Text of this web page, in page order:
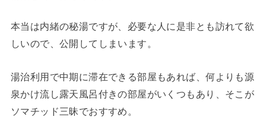
本当は内緒の秘湯ですが、必要な人に是非とも訪れて欲
しいので、公開してしまいます。
湯治利用で中期に滞在できる部屋もあれば、何よりも源
泉かけ流し露天風呂付きの部屋がいくつもあり、そこが
ソマチッド三昧でおすすめ。